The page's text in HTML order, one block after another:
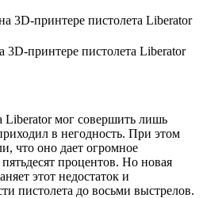
3D-принтере пистолета Liberator
Liberator мог совершить лишь
в негодность. При этом
что оно дает огромное
процентов. Но новая
этот недостаток и
пистолета до восьми выстрелов.